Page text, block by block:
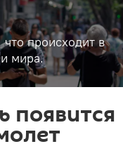
происходит в
мира.
появится